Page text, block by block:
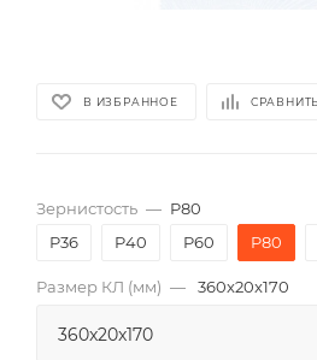
В ИЗБРАННОЕ СРАВНИТЬ
Зернистость — P80
P36
P40 P60 P80
Размер КЛ (мм) — 360x20x170